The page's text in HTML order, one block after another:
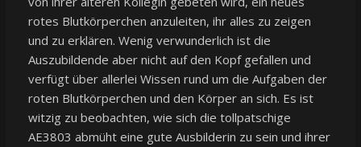
rotes Blutkörperchen anzuleiten, ihr alles zu zeigen
und zu erklären. Wenig verwunderlich ist die
Auszubildende aber nicht auf den Kopf gefallen und
verfügt über allerlei Wissen rund um die Aufgaben der
roten Blutkörperchen und den Körper an sich. Es ist
witzig zu beobachten, wie sich die tollpatschige
AE3803 abmüht eine gute Ausbilderin zu sein und ihrer